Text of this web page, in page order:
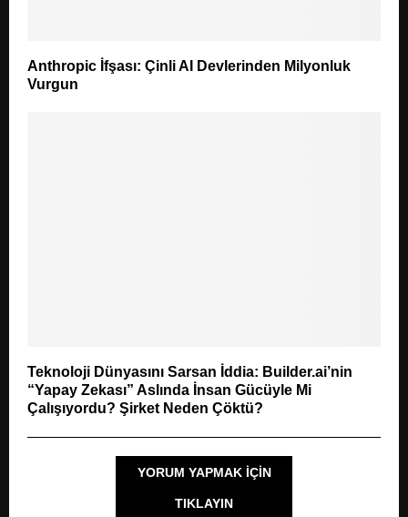
Anthropic İfşası: Çinli AI Devlerinden Milyonluk
Vurgun
Teknoloji Dünyasını Sarsan İddia: Builder.ai’nin
“Yapay Zekası” Aslında İnsan Gücüyle Mi
Çalışıyordu? Şirket Neden Çöktü?
YORUM YAPMAK IÇIN
TIKLAYIN